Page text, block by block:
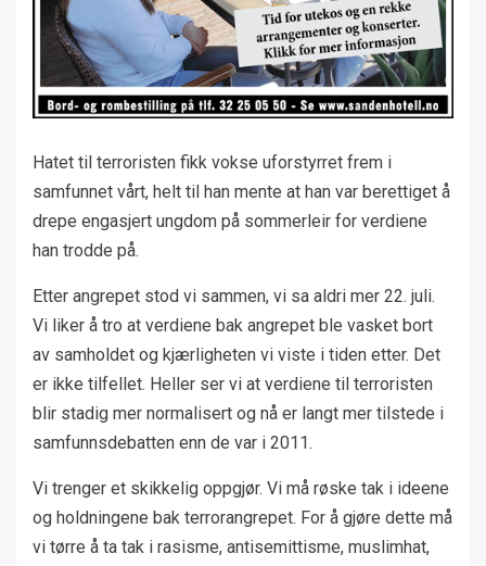
Hatet til terroristen fikk vokse uforstyrret frem i
samfunnet vårt, helt til han mente at han var berettiget å
drepe engasjert ungdom på sommerleir for verdiene
han trodde på.
Etter angrepet stod vi sammen, vi sa aldri mer 22. juli.
Vi liker å tro at verdiene bak angrepet ble vasket bort
av samholdet og kjærligheten vi viste i tiden etter. Det
er ikke tilfellet. Heller ser vi at verdiene til terroristen
blir stadig mer normalisert og nå er langt mer tilstede i
samfunnsdebatten enn de var i 2011.
Vi trenger et skikkelig oppgjør. Vi må røske tak i ideene
og holdningene bak terrorangrepet. For å gjøre dette må
vi tørre å ta tak i rasisme, antisemittisme, muslimhat,